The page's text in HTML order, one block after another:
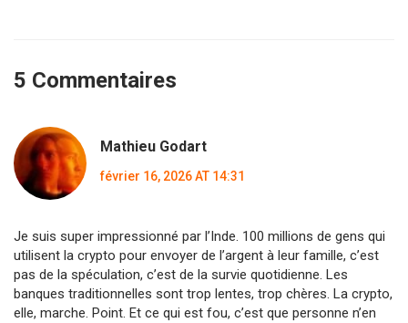
5 Commentaires
Mathieu Godart
février 16, 2026 AT 14:31
Je suis super impressionné par l’Inde. 100 millions de gens qui
utilisent la crypto pour envoyer de l’argent à leur famille, c’est
pas de la spéculation, c’est de la survie quotidienne. Les
banques traditionnelles sont trop lentes, trop chères. La crypto,
elle, marche. Point. Et ce qui est fou, c’est que personne n’en